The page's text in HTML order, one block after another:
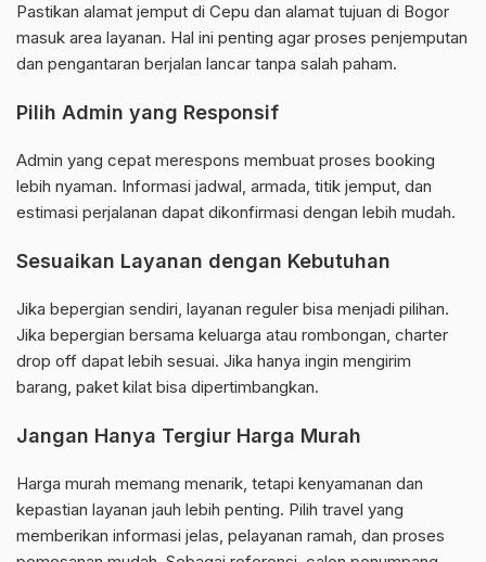
Pastikan alamat jemput di Cepu dan alamat tujuan di Bogor
masuk area layanan. Hal ini penting agar proses penjemputan
dan pengantaran berjalan lancar tanpa salah paham.
Pilih Admin yang Responsif
Admin yang cepat merespons membuat proses booking
lebih nyaman. Informasi jadwal, armada, titik jemput, dan
estimasi perjalanan dapat dikonfirmasi dengan lebih mudah.
Sesuaikan Layanan dengan Kebutuhan
Jika bepergian sendiri, layanan reguler bisa menjadi pilihan.
Jika bepergian bersama keluarga atau rombongan, charter
drop off dapat lebih sesuai. Jika hanya ingin mengirim
barang, paket kilat bisa dipertimbangkan.
Jangan Hanya Tergiur Harga Murah
Harga murah memang menarik, tetapi kenyamanan dan
kepastian layanan jauh lebih penting. Pilih travel yang
memberikan informasi jelas, pelayanan ramah, dan proses